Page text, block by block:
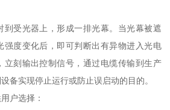
到受光器上，形成一排光幕。当光幕被遮
强度变化后，即可判断出有异物进入光电
立刻输出控制信号，通过电缆传输到生产
备实现停止运行或防止误启动的目的。
户选择：